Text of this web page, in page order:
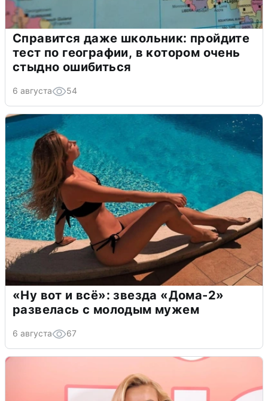
Справится даже школьник: пройдите
тест по географии, в котором очень
стыдно ошибиться
6 августа 54
«Ну вот и всё»: звезда «Дома-2»
развелась с молодым мужем
6 августа 67